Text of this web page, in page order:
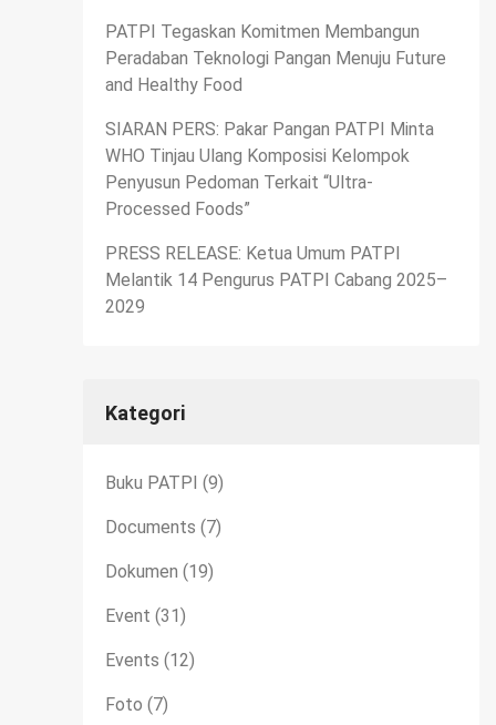
PATPI Tegaskan Komitmen Membangun
Peradaban Teknologi Pangan Menuju Future
and Healthy Food
SIARAN PERS: Pakar Pangan PATPI Minta
WHO Tinjau Ulang Komposisi Kelompok
Penyusun Pedoman Terkait “Ultra-
Processed Foods”
PRESS RELEASE: Ketua Umum PATPI
Melantik 14 Pengurus PATPI Cabang 2025–
2029
Kategori
Buku PATPI (9)
Documents (7)
Dokumen (19)
Event (31)
Events (12)
Foto (7)